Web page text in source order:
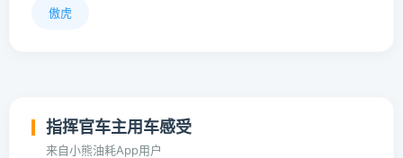
傲虎
指挥官车主用车感受
来自小熊油耗App用户